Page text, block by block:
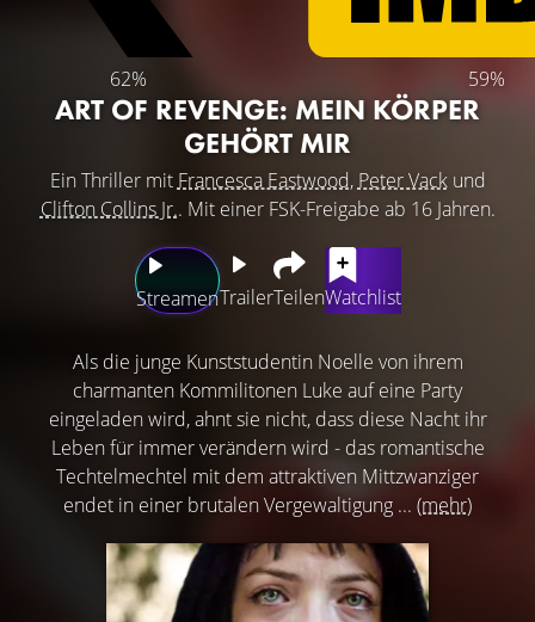
62% 59%
ART OF REVENGE: MEIN KÖRPER
GEHÖRT MIR
Ein Thriller mit Francesca Eastwood, Peter Vackund
Clifton Collins Jr.. Mit einer FSK-Freigabe ab 16 Jahren.
StreamenTrailerTeilenWatchlist
Als die junge Kunststudentin Noelle von ihrem
charmanten Kommilitonen Luke auf eine Party
eingeladen wird, ahnt sie nicht, dass diese Nacht ihr
Leben für immer verändern wird - das romantische
Techtelmechtel mit dem attraktiven Mittzwanziger
endet in einer brutalen Vergewaltigung ... (mehr)